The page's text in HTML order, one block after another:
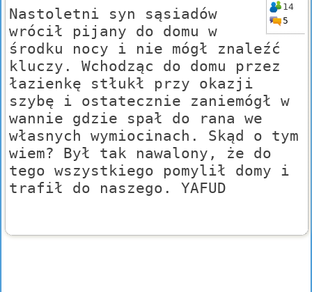
14
5
Nastoletni syn sąsiadów
wrócił pijany do domu w
środku nocy i nie mógł znaleźć
kluczy. Wchodząc do domu przez
łazienkę stłukł przy okazji
szybę i ostatecznie zaniemógł w
wannie gdzie spał do rana we
własnych wymiocinach. Skąd o tym
wiem? Był tak nawalony, że do
tego wszystkiego pomylił domy i
trafił do naszego. YAFUD